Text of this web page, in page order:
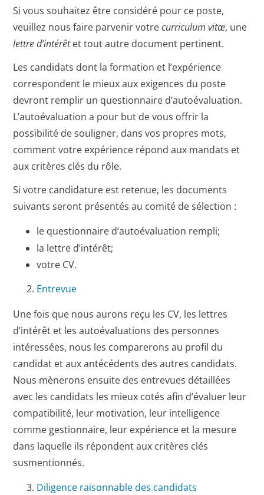
Si vous souhaitez être considéré pour ce poste,
veuillez nous faire parvenir votrecurriculum vitæ, une
lettre d’intérêtet tout autre document pertinent.
Les candidats dont la formation et l’expérience
correspondent le mieux aux exigences du poste
devront remplir un questionnaire d’autoévaluation.
L’autoévaluation a pour but de vous offrir la
possibilité de souligner, dans vos propres mots,
comment votre expérience répond aux mandats et
aux critères clés du rôle.
Si votre candidature est retenue, les documents
suivants seront présentés au comité de sélection :
le questionnaire d’autoévaluation rempli;
la lettre d’intérêt;
votre CV.
Entrevue
Une fois que nous aurons reçu les CV, les lettres
d’intérêt et les autoévaluations des personnes
intéressées, nous les comparerons au profil du
candidat et aux antécédents des autres candidats.
Nous mènerons ensuite des entrevues détaillées
avec les candidats les mieux cotés afin d’évaluer leur
compatibilité, leur motivation, leur intelligence
comme gestionnaire, leur expérience et la mesure
dans laquelle ils répondent aux critères clés
susmentionnés.
Diligence raisonnable des candidats